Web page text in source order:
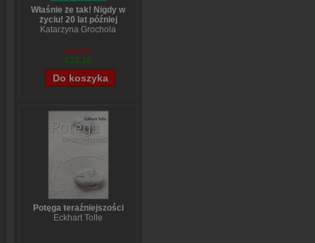
Właśnie że tak! Nigdy w
życiu! 20 lat później
Katarzyna Grochola
€15,15
€12,16
Potęga teraźniejszości
Eckhart Tolle